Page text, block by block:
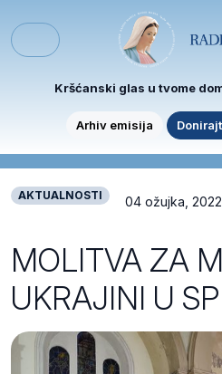
Menu
Kršćanski glas u tvome
Arhiv emisija
AKTUALNOSTI 04 ožujka, 2022
MOLITVA ZA
UKRAJINI U